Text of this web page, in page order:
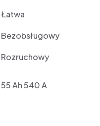
Łatwa
Bezobsługowy
Rozruchowy
55 Ah 540 A